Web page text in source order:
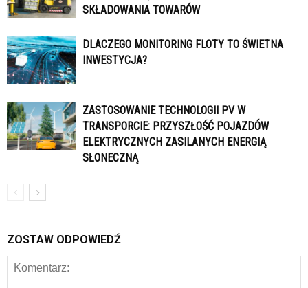
SKŁADOWANIA TOWARÓW
DLACZEGO MONITORING FLOTY TO ŚWIETNA
INWESTYCJA?
ZASTOSOWANIE TECHNOLOGII PV W
TRANSPORCIE: PRZYSZŁOŚĆ POJAZDÓW
ELEKTRYCZNYCH ZASILANYCH ENERGIĄ
SŁONECZNĄ
ZOSTAW ODPOWIEDŹ